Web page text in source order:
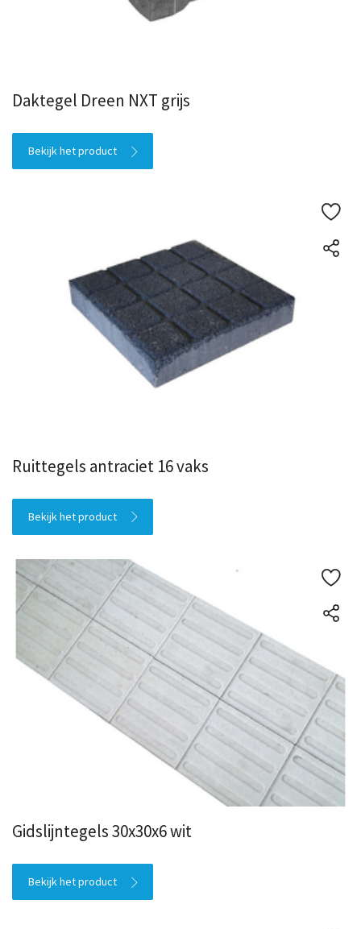
Daktegel Dreen NXT grijs
Bekijk het product
Ruittegels antraciet 16 vaks
Bekijk het product
Gidslijntegels 30x30x6 wit
Bekijk het product